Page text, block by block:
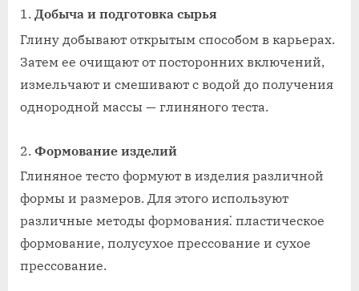
Добыча и подготовка сырья
Глину добывают открытым способом в карьерах.
Затем ее очищают от посторонних включений,
измельчают и смешивают с водой до получения
однородной массы — глиняного теста.
Формование изделий
Глиняное тесто формуют в изделия различной
формы и размеров. Для этого используют
различные методы формования⁚ пластическое
формование, полусухое прессование и сухое
прессование.